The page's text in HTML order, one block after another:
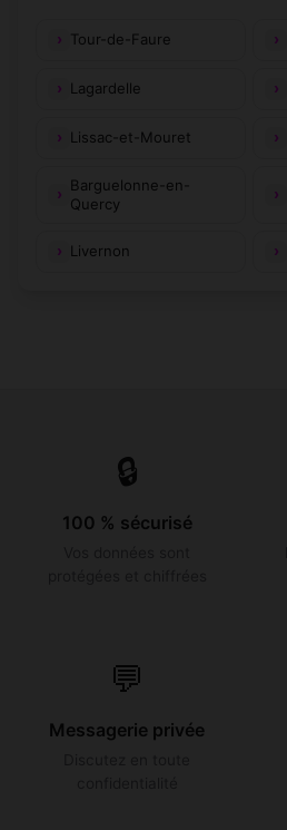
Tour-de-Faure
Lagardelle
Lissac-et-Mouret
Barguelonne-en-
Quercy
Livernon
🔒
100 % sécurisé
💬
Messagerie privée